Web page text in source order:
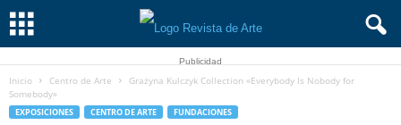
Publicidad
Inicio Centro de Arte
Grażyna Kulczyk Collection «Everybody Is Nobody for
Somebody»
EXPOSICIONES CENTRO DE ARTE FUNDACIONES